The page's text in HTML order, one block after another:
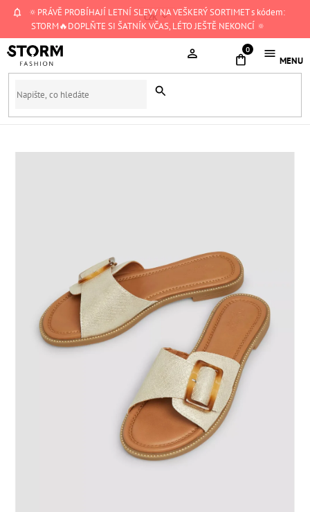
Přejít
🔅PRÁVĚ PROBÍHAJÍ LETNÍ SLEVY NA VEŠKERÝ SORTIMET s kódem:
STORM🔥DOPLŇTE SI ŠATNÍK VČAS, LÉTO JEŠTĚ NEKONCÍ 🔅
CZK
NÁKUPNÍ